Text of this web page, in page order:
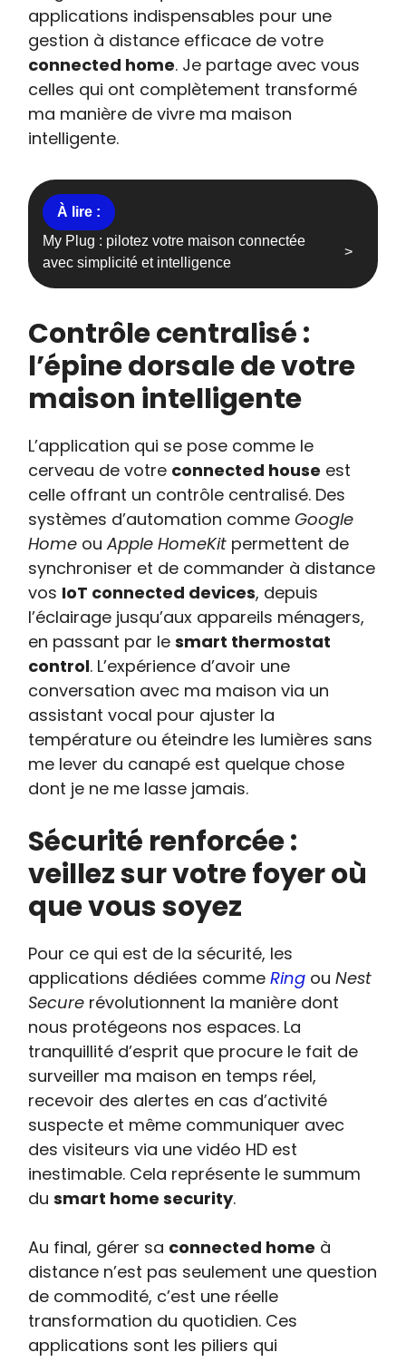
applications indispensables pour une
gestion à distance efficace de votre
connected home. Je partage avec vous
celles qui ont complètement transformé
ma manière de vivre ma maison
intelligente.
My Plug : pilotez votre maison connectée
avec simplicité et intelligence
Contrôle centralisé :
l’épine dorsale de votre
maison intelligente
L’application qui se pose comme le
cerveau de votre connected house est
celle offrant un contrôle centralisé. Des
systèmes d’automation commeGoogle
Home ouApple HomeKit permettent de
synchroniser et de commander à distance
vos IoT connected devices, depuis
l’éclairage jusqu’aux appareils ménagers,
en passant par lesmart thermostat
control. L’expérience d’avoir une
conversation avec ma maison via un
assistant vocal pour ajuster la
température ou éteindre les lumières sans
me lever du canapé est quelque chose
dont je ne me lasse jamais.
Sécurité renforcée :
veillez sur votre foyer où
que vous soyez
Pour ce qui est de la sécurité, les
applications dédiées commeRing ouNest
Secure révolutionnent la manière dont
nous protégeons nos espaces. La
tranquillité d’esprit que procure le fait de
surveiller ma maison en temps réel,
recevoir des alertes en cas d’activité
suspecte et même communiquer avec
des visiteurs via une vidéo HD est
inestimable. Cela représente le summum
dusmart home security.
Au final, gérer sa connected home à
distance n’est pas seulement une question
de commodité, c’est une réelle
transformation du quotidien. Ces
applications sont les piliers qui